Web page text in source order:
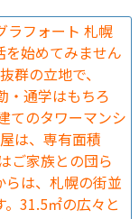
ラフォート 札幌
始めてみません
群の立地で、
・通学はもちろ
てのタワーマンシ
は、専有面積
ご家族との団ら
は、札幌の街並
31.5㎡の広々と